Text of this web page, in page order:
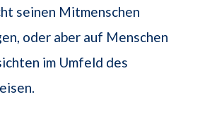
seinen Mitmenschen
oder aber auf Menschen
im Umfeld des